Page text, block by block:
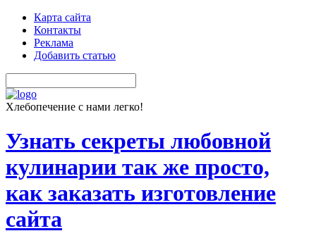
Карта сайта
Контакты
Реклама
Добавить статью
Хлебопечение с нами легко!
Узнать секреты любовной
кулинарии так же просто,
как заказать изготовление
сайта